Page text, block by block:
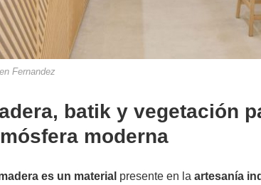
Fernandez
batik y vegetación
moderna
es un material presente en laartesanía